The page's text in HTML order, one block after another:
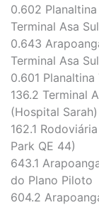
0.602
Terminal Asa Sul
0.643
Terminal Asa Sul
0.601
136.2 Terminal
(Hospital Sarah)
162.1
Park QE 44)
643.1
do Plano Piloto
604.2